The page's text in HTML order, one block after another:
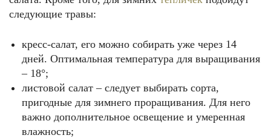
следующие травы:
кресс-салат, его можно собирать уже через 14
дней. Оптимальная температура для выращивания
– 18°;
листовой салат – следует выбирать сорта,
пригодные для зимнего проращивания. Для него
важно дополнительное освещение и умеренная
влажность;